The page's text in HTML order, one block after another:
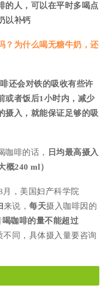
的人 ，可以在平时多喝点
以补钙
？为什么喝无糖牛奶，还
还会对铁的吸收有些许
或者饭后1小时内，减少
摄入 ，就能保证足够的吸
咖啡的话，
日均最高摄入
概240 ml）
，美国妇产科学院
来说，每天摄入咖啡因的
喝咖啡的量不能超过
不同，具体摄入量要咨询